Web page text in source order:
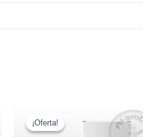
¡Oferta!
¡Oferta!